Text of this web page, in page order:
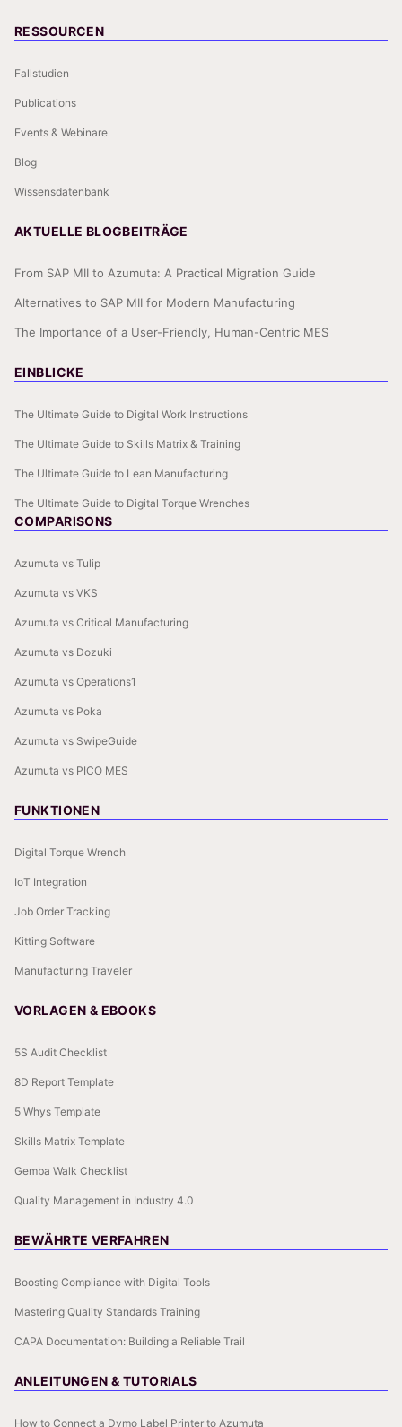
RESSOURCEN
Fallstudien
Publications
Events & Webinare
Blog
Wissensdatenbank
AKTUELLE BLOGBEITRÄGE
From SAP MII to Azumuta: A Practical Migration Guide
Alternatives to SAP MII for Modern Manufacturing
The Importance of a User-Friendly, Human-Centric MES
EINBLICKE
The Ultimate Guide to Digital Work Instructions
The Ultimate Guide to Skills Matrix & Training
The Ultimate Guide to Lean Manufacturing
The Ultimate Guide to Digital Torque Wrenches
COMPARISONS
Azumuta vs Tulip
Azumuta vs VKS
Azumuta vs Critical Manufacturing
Azumuta vs Dozuki
Azumuta vs Operations1
Azumuta vs Poka
Azumuta vs SwipeGuide
Azumuta vs PICO MES
FUNKTIONEN
Digital Torque Wrench
IoT Integration
Job Order Tracking
Kitting Software
Manufacturing Traveler
VORLAGEN & EBOOKS
5S Audit Checklist
8D Report Template
5 Whys Template
Skills Matrix Template
Gemba Walk Checklist
Quality Management in Industry 4.0
BEWÄHRTE VERFAHREN
Boosting Compliance with Digital Tools
Mastering Quality Standards Training
CAPA Documentation: Building a Reliable Trail
ANLEITUNGEN & TUTORIALS
How to Connect a Dymo Label Printer to Azumuta